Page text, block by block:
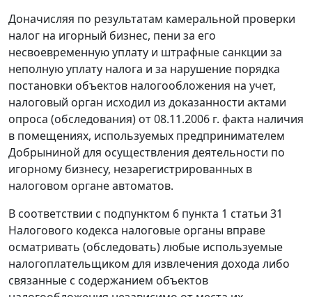
Доначисляя по результатам камеральной проверки
налог на игорный бизнес, пени за его
несвоевременную уплату и штрафные санкции за
неполную уплату налога и за нарушение порядка
постановки объектов налогообложения на учет,
налоговый орган исходил из доказанности актами
опроса (обследования) от 08.11.2006 г. факта наличия
в помещениях, используемых предпринимателем
Добрыниной для осуществления деятельности по
игорному бизнесу, незарегистрированных в
налоговом органе автоматов.
В соответствии с подпунктом 6 пункта 1 статьи 31
Налогового кодекса налоговые органы вправе
осматривать (обследовать) любые используемые
налогоплательщиком для извлечения дохода либо
связанные с содержанием объектов